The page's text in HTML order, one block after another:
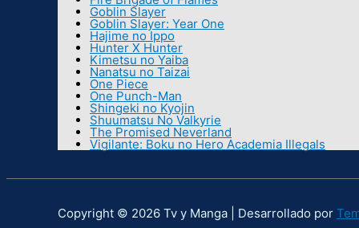
Goblin Slayer
Goblin Slayer: Year One
Hajime no Ippo
Hunter X Hunter
Kimetsu no Yaiba
Nanatsu no Taizai
One Piece
One Punch-Man
Shingeki no Kyojin
Shuumatsu No Valkyrie
The Promised Neverland
Vigilante: Boku no Hero Academia Illegals
Copyright © 2026 Tv y Manga | Desarrollado por